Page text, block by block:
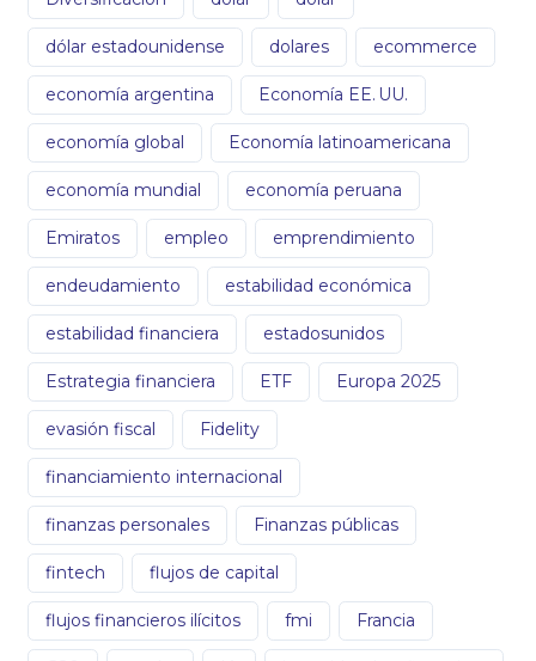
dólar estadounidense dolares ecommerce
economía argentina Economía EE. UU.
economía global Economía latinoamericana
economía mundial economía peruana
Emiratos empleo emprendimiento
endeudamiento estabilidad económica
estabilidad financiera estadosunidos
Estrategia financiera ETF Europa 2025
evasión fiscal Fidelity
financiamiento internacional
finanzas personales Finanzas públicas
fintech flujos de capital
flujos financieros ilícitos fmi Francia